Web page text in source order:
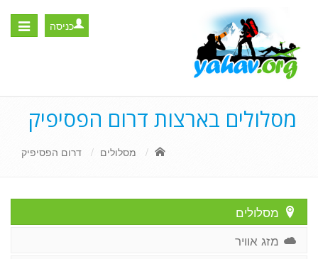
Toggle
כניסה
מסלולים בארצות דרום הפסיפיק
מסלולים דרום הפסיפיק
מסלולים
מזג אוויר